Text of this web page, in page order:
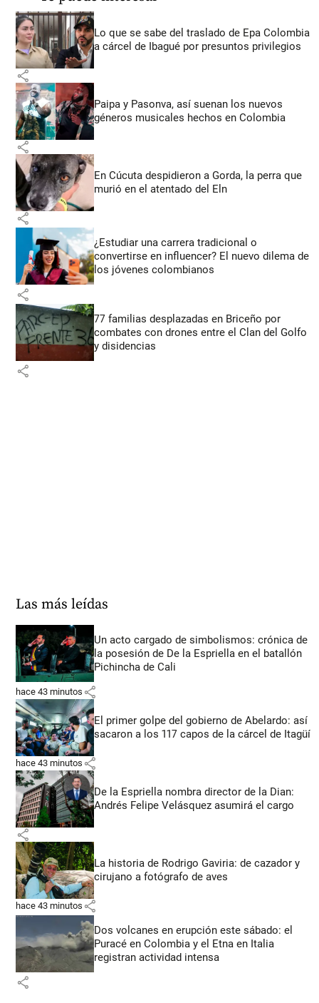
Lo que se sabe del traslado de Epa Colombia
a cárcel de Ibagué por presuntos privilegios
share
Paipa y Pasonva, así suenan los nuevos
géneros musicales hechos en Colombia
share
En Cúcuta despidieron a Gorda, la perra que
murió en el atentado del Eln
share
¿Estudiar una carrera tradicional o
convertirse en influencer? El nuevo dilema de
los jóvenes colombianos
share
77 familias desplazadas en Briceño por
combates con drones entre el Clan del Golfo
y disidencias
share
Las más leídas
Un acto cargado de simbolismos: crónica de
la posesión de De la Espriella en el batallón
Pichincha de Cali
hace 43 minutos share
El primer golpe del gobierno de Abelardo: así
sacaron a los 117 capos de la cárcel de Itagüí
hace 43 minutos share
De la Espriella nombra director de la Dian:
Andrés Felipe Velásquez asumirá el cargo
share
La historia de Rodrigo Gaviria: de cazador y
cirujano a fotógrafo de aves
hace 43 minutos share
Dos volcanes en erupción este sábado: el
Puracé en Colombia y el Etna en Italia
registran actividad intensa
share